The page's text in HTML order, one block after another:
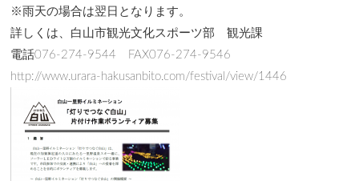
※雨天の場合は翌日となります。
詳しくは、白山市観光文化スポーツ部 観光課
電話076-274-9544 FAX076-274-9546
http://www.urara-hakusanbito.com/festival/view/1446